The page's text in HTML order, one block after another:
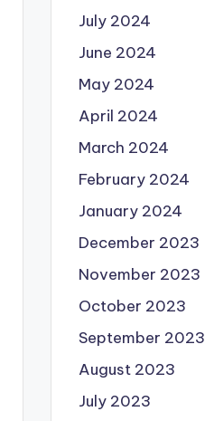
July 2024
June 2024
May 2024
April 2024
March 2024
February 2024
January 2024
December 2023
November 2023
October 2023
September 2023
August 2023
July 2023